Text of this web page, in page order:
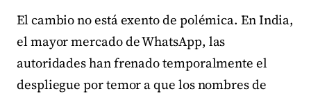
El cambio no está exento de polémica. En India,
el mayor mercado de WhatsApp, las
autoridades han frenado temporalmente el
despliegue por temor a que los nombres de